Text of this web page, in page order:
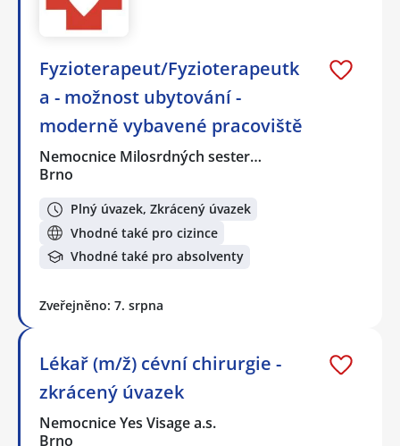
Fyzioterapeut/Fyzioterapeutk
a - možnost ubytování -
moderně vybavené pracoviště
Nemocnice Milosrdných sester…
Brno
Plný úvazek, Zkrácený úvazek
Vhodné také pro cizince
Vhodné také pro absolventy
Zveřejněno: 7. srpna
Lékař (m/ž) cévní chirurgie -
zkrácený úvazek
Nemocnice Yes Visage a.s.
Brno